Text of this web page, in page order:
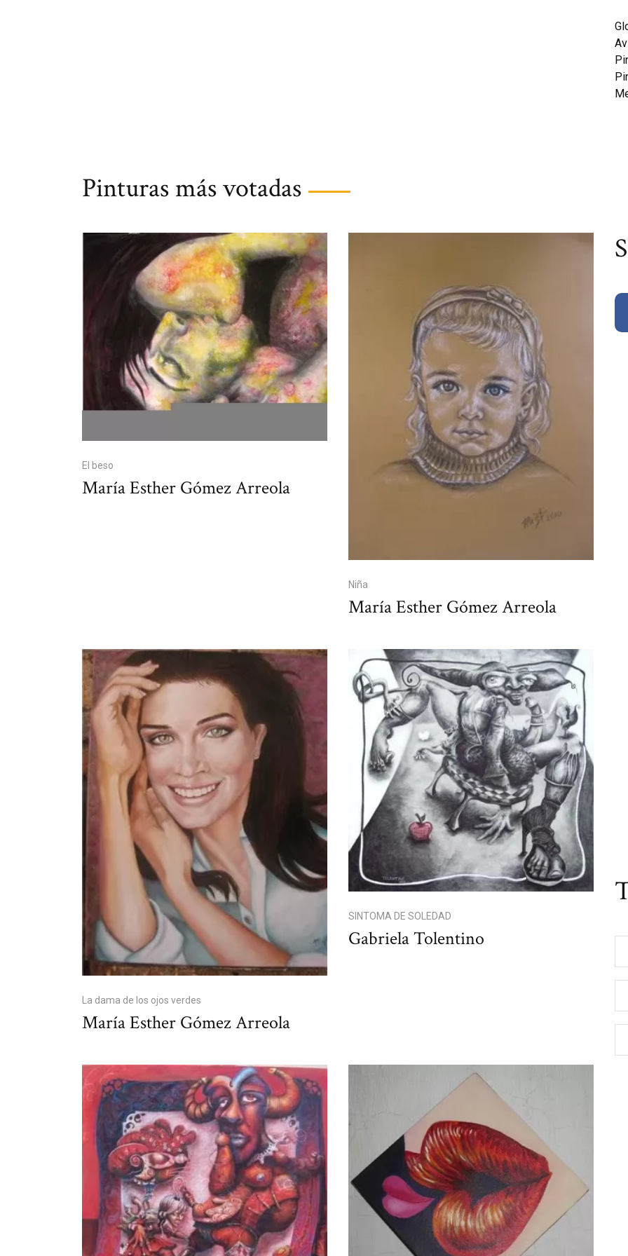
Pinturas más votadas
El beso
María Esther Gómez Arreola
Niña
María Esther Gómez Arreola
La dama de los ojos verdes
María Esther Gómez Arreola
SINTOMA DE SOLEDAD
Gabriela Tolentino